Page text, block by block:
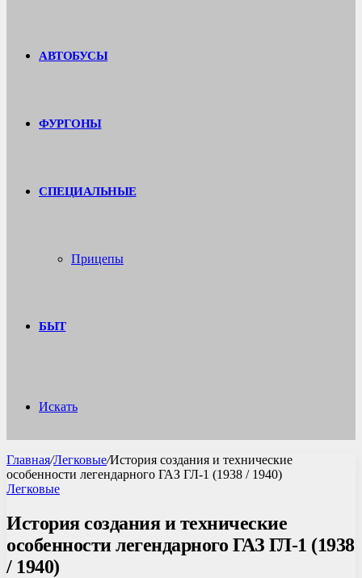
АВТОБУСЫ
ФУРГОНЫ
СПЕЦИАЛЬНЫЕ
Прицепы
БЫТ
Искать
Главная/Легковые/История создания и технические
особенности легендарного ГАЗ ГЛ-1 (1938 / 1940)
Легковые
История создания и технические
особенности легендарного ГАЗ ГЛ-1 (1938
/ 1940)